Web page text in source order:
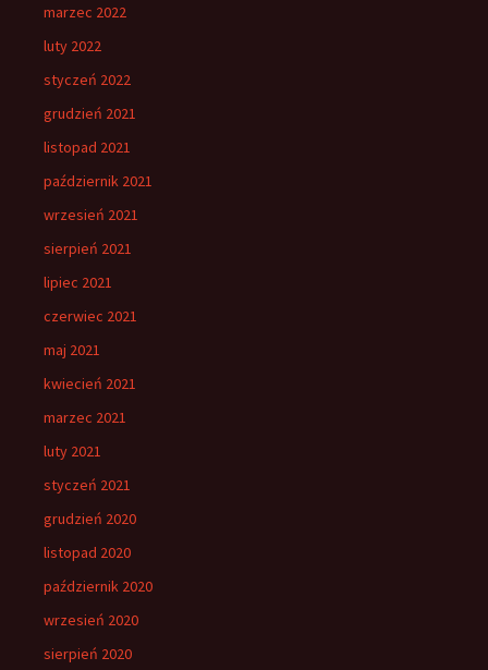
marzec 2022
luty 2022
styczeń 2022
grudzień 2021
listopad 2021
październik 2021
wrzesień 2021
sierpień 2021
lipiec 2021
czerwiec 2021
maj 2021
kwiecień 2021
marzec 2021
luty 2021
styczeń 2021
grudzień 2020
listopad 2020
październik 2020
wrzesień 2020
sierpień 2020